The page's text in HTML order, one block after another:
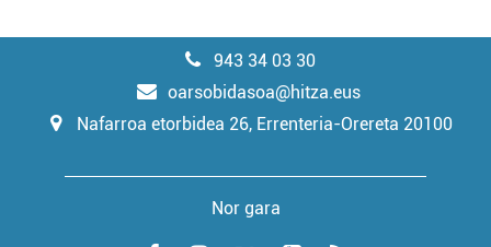
943 34 03 30
oarsobidasoa@hitza.eus
Nafarroa etorbidea 26, Errenteria-Orereta 20100
Nor gara